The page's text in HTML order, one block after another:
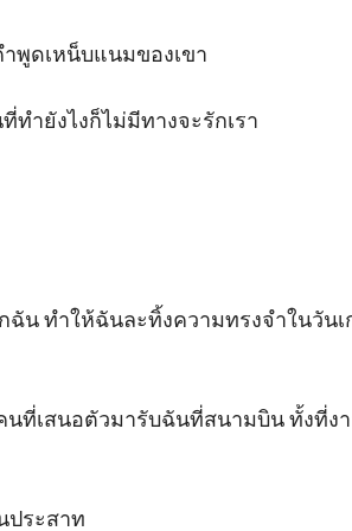
ำพูดเหน็บแนมของเขา
ำยังไงก็ไม่มีทางจะรักเรา
ฉัน ทำให้ฉันละทิ้งความทรงจำในวั
ที่เสนอตัวมารับฉันที่สนามบิน ทั้งที่ง
ประสาท